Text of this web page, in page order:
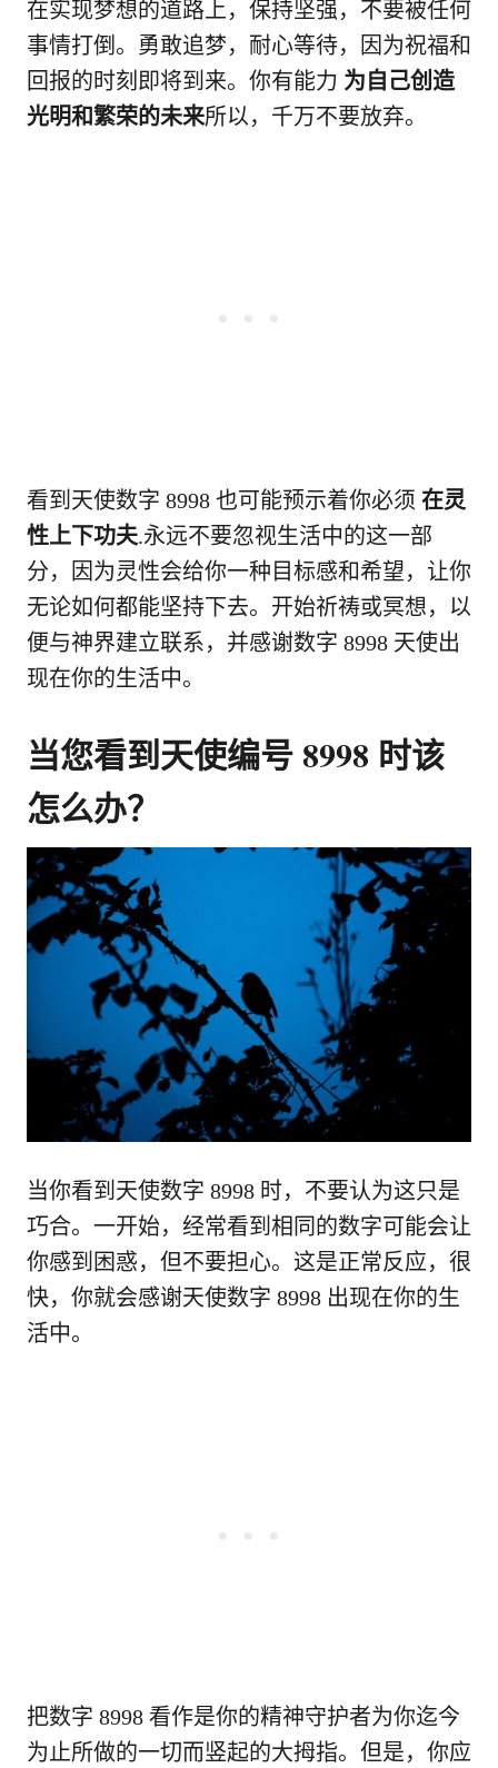
在实现梦想的道路上，保持坚强，不要被任何
事情打倒。勇敢追梦，耐心等待，因为祝福和
回报的时刻即将到来。你有能力 为自己创造
光明和繁荣的未来所以，千万不要放弃。
看到天使数字 8998 也可能预示着你必须 在灵
性上下功夫.永远不要忽视生活中的这一部
分，因为灵性会给你一种目标感和希望，让你
无论如何都能坚持下去。开始祈祷或冥想，以
便与神界建立联系，并感谢数字 8998 天使出
现在你的生活中。
当您看到天使编号 8998 时该
怎么办？
当你看到天使数字 8998 时，不要认为这只是
巧合。一开始，经常看到相同的数字可能会让
你感到困惑，但不要担心。这是正常反应，很
快，你就会感谢天使数字 8998 出现在你的生
活中。
把数字 8998 看作是你的精神守护者为你迄今
为止所做的一切而竖起的大拇指。但是，你应